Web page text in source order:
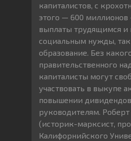
капиталистов, с
этого — 600 миллионов
выплаты трудящимся и
социальным нужды,
образование. Без
правительственного
капиталисты могут
участвовать в выкупе
повышении
руководителям.
(историк-марксист,
Калифорнийского